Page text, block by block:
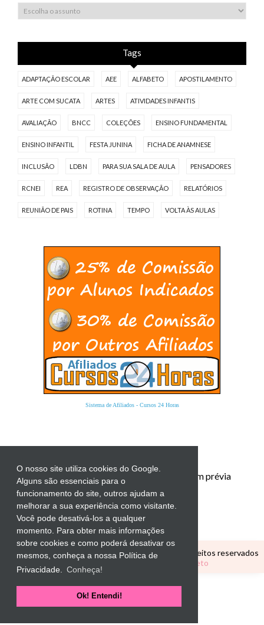
O nosso site utiliza cookies do Google.
Alguns são essenciais para o
funcionamento do site, outros ajudam a
melhorar a sua experiência como visitante.
Você pode desativá-los a qualquer
momento. Para obter mais informações
sobre cookies e como poderá desativar os
mesmos, conheça a nossa Política de
Privacidade.
Conheça!
Ok! Entendi!
Tags
ADAPTAÇÃO ESCOLAR AEE ALFABETO APOSTILAMENTO
ARTE COM SUCATA ARTES ATIVIDADES INFANTIS
AVALIAÇÃO BNCC COLEÇÕES ENSINO FUNDAMENTAL
ENSINO INFANTIL FESTA JUNINA FICHA DE ANAMNESE
INCLUSÃO LDBN PARA SUA SALA DE AULA PENSADORES
RCNEI REA REGISTRO DE OBSERVAÇÃO RELATÓRIOS
REUNIÃO DE PAIS ROTINA TEMPO VOLTA ÀS AULAS
Sistema de Afiliados- Cursos 24 Horas
Proibida a reprodução total ou parcial sem prévia
autorização.
Copyright © CANTINHO EDUCATIVOTodos os direitos reservados
Tema Personalizado por
Elaine Gaspareto